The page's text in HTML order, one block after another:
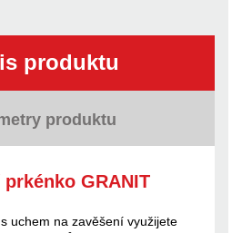
produktu
produktu
GRANIT
uchem na zavěšení využijete